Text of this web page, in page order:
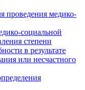
проведения медико-
социальной
степени
в результате
или несчастного